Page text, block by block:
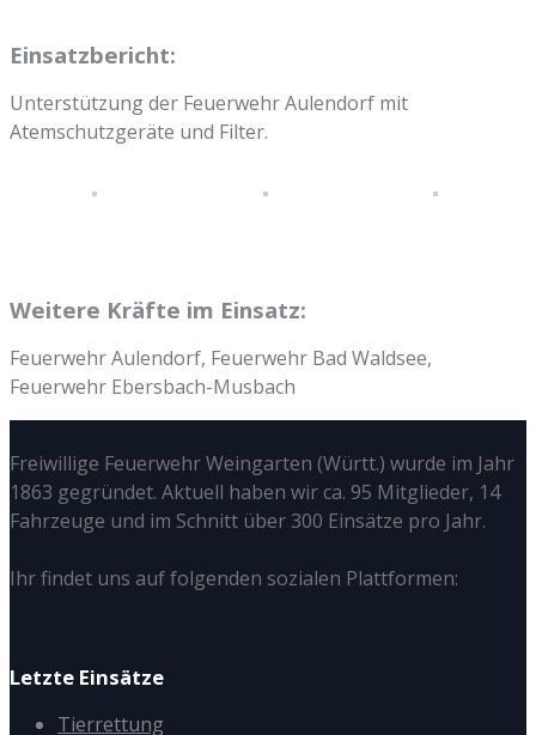
Einsatzbericht:
Unterstützung der Feuerwehr Aulendorf mit
Atemschutzgeräte und Filter.
Weitere Kräfte im Einsatz:
Feuerwehr Aulendorf, Feuerwehr Bad Waldsee,
Feuerwehr Ebersbach-Musbach
Freiwillige Feuerwehr Weingarten (Württ.) wurde im Jahr
1863 gegründet. Aktuell haben wir ca. 95 Mitglieder, 14
Fahrzeuge und im Schnitt über 300 Einsätze pro Jahr.
Ihr findet uns auf folgenden sozialen Plattformen:
Letzte Einsätze
Tierrettung